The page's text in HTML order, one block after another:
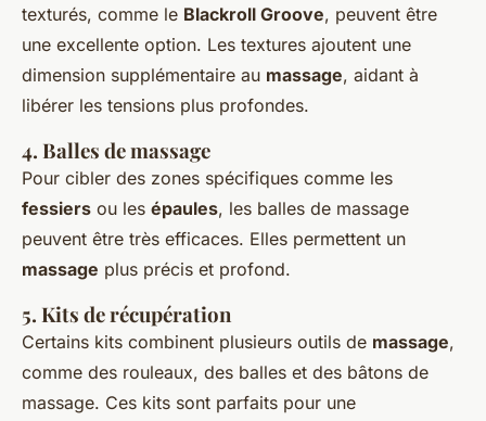
texturés, comme le Blackroll Groove, peuvent être
une excellente option. Les textures ajoutent une
dimension supplémentaire au massage, aidant à
libérer les tensions plus profondes.
4. Balles de massage
Pour cibler des zones spécifiques comme les
fessiers ou les épaules, les balles de massage
peuvent être très efficaces. Elles permettent un
massage plus précis et profond.
5. Kits de récupération
Certains kits combinent plusieurs outils de massage,
comme des rouleaux, des balles et des bâtons de
massage. Ces kits sont parfaits pour une